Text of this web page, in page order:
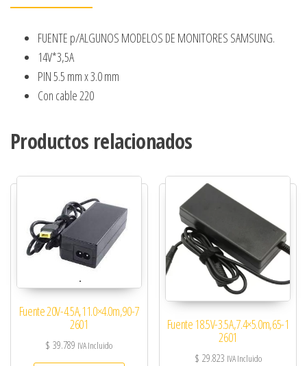
FUENTE p/ALGUNOS MODELOS DE MONITORES SAMSUNG.
14V*3,5A
PIN 5.5 mm x 3.0 mm
Con cable 220
Productos relacionados
Fuente 20V-4.5A,11.0×4.0m,90-7
2601
$ 39.789 IVA Incluido
Fuente 18.5V-3.5A,7.4×5.0m,65-1
2601
$ 29.823 IVA Incluido